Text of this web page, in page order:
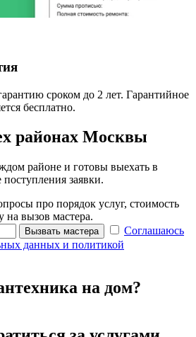
сроком до 2 лет. Гарантийное
бесплатно.
районах Москвы
районе и готовы выехать в
заявки.
про порядок услуг, стоимость
на вызов мастера.
Вызвать мастера
Соглашаюсь
данных и политикой
на дом?